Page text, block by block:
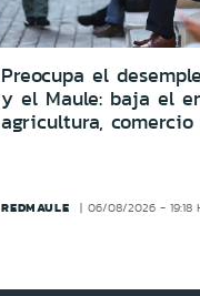
Preocupa el
y el Maule: baja el
agricultura,
REDMAULE 06/08/2026 - 19:18